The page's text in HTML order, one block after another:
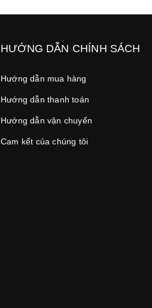
HƯỚNG DẪN CHÍNH SÁCH
Hướng dẫn mua hàng
Hướng dẫn thanh toán
Hướng dẫn vận chuyển
Cam kết của chúng tôi